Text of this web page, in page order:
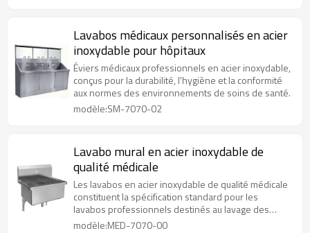
Lavabos médicaux personnalisés en acier
inoxydable pour hôpitaux
Éviers médicaux professionnels en acier inoxydable,
conçus pour la durabilité, l'hygiène et la conformité
aux normes des environnements de soins de santé.
modèle:SM-7070-02
Lavabo mural en acier inoxydable de
qualité médicale
Les lavabos en acier inoxydable de qualité médicale
constituent la spécification standard pour les
lavabos professionnels destinés au lavage des
mains dans le secteur médical.
modèle:MED-7070-00